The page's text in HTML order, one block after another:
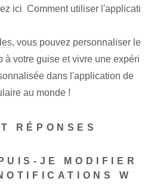
ici Comment utiliser l'applicati
, vous pouvez personnaliser le
à votre guise et vivre une expéri
dans l'application de
au monde !
RÉPONSES
JE MODIFIER
W